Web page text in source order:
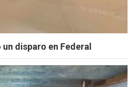
disparo en Federal